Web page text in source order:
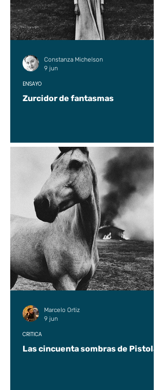
Zurcidor de fantasmas
ENSAYO
Constanza Michelson
9 jun
Las cincuenta sombras de Pistolas
CRÍTICA
Marcelo Ortiz
9 jun